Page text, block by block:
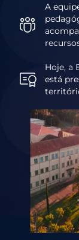
A
Hoje, a
está